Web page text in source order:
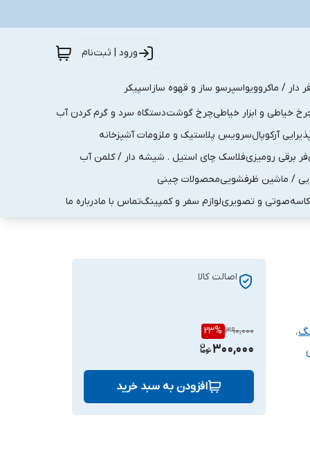
ورود | ثبت‌نام
دار / ماکروویواسپرسو ساز و قهوه سازاسپیکر
خیاطی و ابزار خیاطیچرخ گوشتدستگاه سرد و گرم کردن آب
آرکوپالسرویس پلاستیک و ملزومات آشپزخانه
فر برقی رومیزیفلاسک چای استیل . شیشه دار / کلمن آب
/ ماشین ظرفشوییمحصولات چینی
صوتی و تصویریلوازم سفر و کمپینگتماس با مادرباره ما
،
اصالت کالا
390,000
23%
300,000
افزودن به سبد خرید